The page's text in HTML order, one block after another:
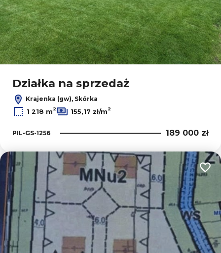
Działka na sprzedaż
Krajenka (gw), Skórka
1 218 m2 155,17 zł/m2
PIL-GS-1256 189 000 zł